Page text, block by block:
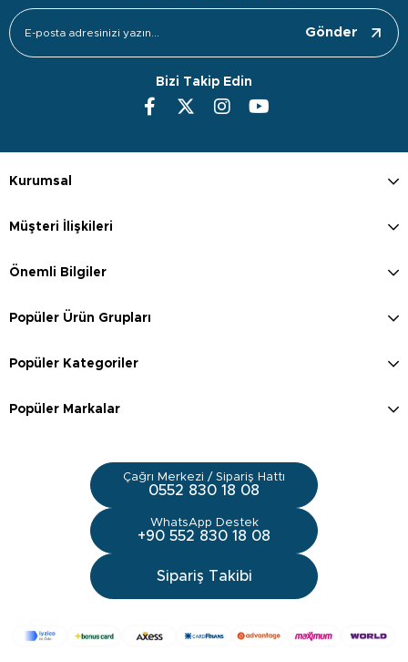
Gönder
Bizi Takip Edin
Kurumsal
Müşteri İlişkileri
Önemli Bilgiler
Popüler Ürün Grupları
Popüler Kategoriler
Popüler Markalar
Çağrı Merkezi / Sipariş Hattı
0552 830 18 08
WhatsApp Destek
+90 552 830 18 08
Sipariş Takibi